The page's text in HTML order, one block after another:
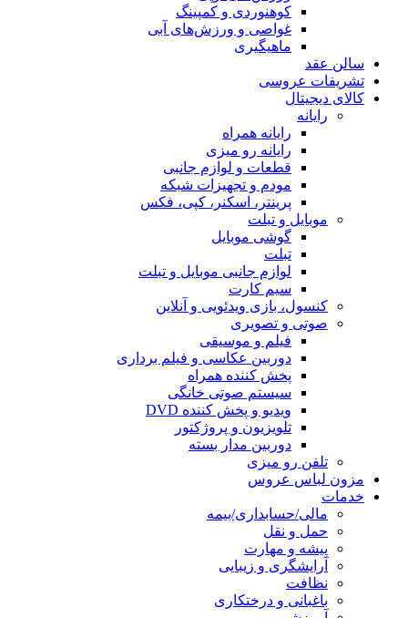
کوهنوردی و کمپینگ
غواصی و ورزش‌های آبی
ماهیگیری
سالن عقد
تشریفات عروسی
کالای دیجیتال
رایانه
رایانه همراه
رایانه رو میزی
قطعات و لوازم جانبی
مودم و تجهیزات شبکه
پرینتر، اسکنر، کپی، فکس
موبایل و تبلت
گوشی موبایل
تبلت
لوازم جانبی موبایل و تبلت
سیم کارت
کنسول، بازی‌ ویدئویی و آنلاین
صوتی و تصویری
فیلم و موسیقی
دوربین عکاسی و فیلم برداری
پخش کننده همراه
سیستم صوتی خانگی
ویدیو و پخش کننده DVD
تلویزیون و پروژکتور
دوربین مدار بسته
تلفن رو میزی
مزون لباس عروس
خدمات
مالی/حسابداری/بیمه
حمل و نقل
پیشه و مهارت
آرایشگری و زیبایی
نظافت
باغبانی و درختکاری